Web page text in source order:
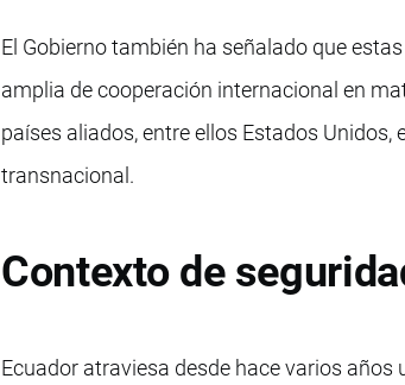
El Gobierno también ha señalado que
amplia de cooperación internacional en
países aliados, entre ellos Estados
transnacional.
Contexto de
Ecuador atraviesa desde hace varios